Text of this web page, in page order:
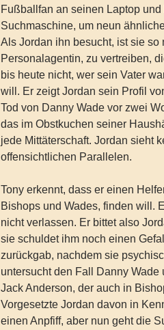
Fußballfan an seinen Laptop
Suchmaschine, um neun
Als Jordan ihn besucht, ist sie
Personalagentin, zu vertreiben,
bis heute nicht, wer sein Vater
will. Er zeigt Jordan sein Profil
Tod von Danny Wade vor zwei
das im Obstkuchen seiner
jede Mittäterschaft. Jordan sieht
offensichtlichen Parallelen.
Tony erkennt, dass er einen
Bishops und Wades, finden will.
nicht verlassen. Er bittet also
sie schuldet ihm noch einen
zurückgab, nachdem sie
untersucht den Fall Danny
Jack Anderson, der auch in
Vorgesetzte Jordan davon in
einen Anpfiff, aber nun geht die